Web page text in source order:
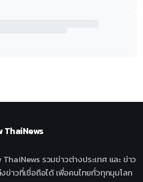
ThaiNews
รวมข่าวต่างประเทศ และ ข่าว
ข่าวที่เชื่อถือได้ เพื่อคนไทยทั่วทุกมุมโลก